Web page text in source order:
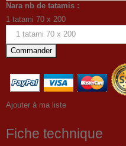
Nara nb de tatamis :
1 tatami 70 x 200
Commander
Ajouter à ma liste
Fiche technique